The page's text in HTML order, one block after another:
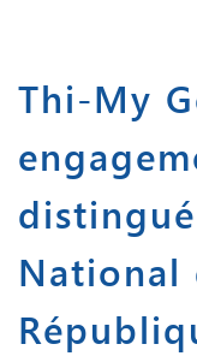
Thi-My
National